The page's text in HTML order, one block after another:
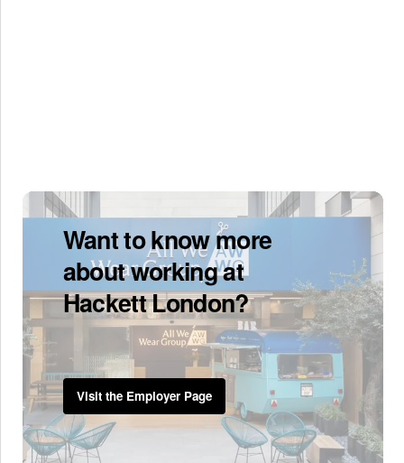
Want to know more
about working at
Hackett London?
Visit the Employer Page